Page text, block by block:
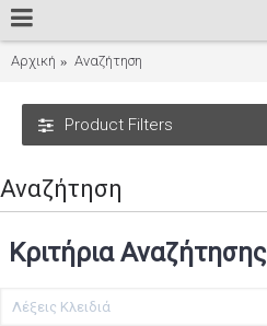
Αρχική Αναζήτηση
Product Filters
Αναζήτηση
Κριτήρια Αναζήτησης